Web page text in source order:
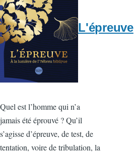
L'épreuve
Quel est l’homme qui n’a
jamais été éprouvé ? Qu’il
s’agisse d’épreuve, de test, de
tentation, voire de tribulation, la